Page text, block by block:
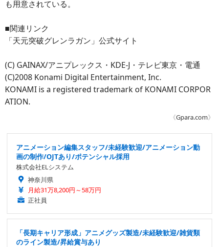
も用意されている。
■関連リンク
「天元突破グレンラガン」公式サイト
(C) GAINAX/アニプレックス・KDE-J・テレビ東京・電通
(C)2008 Konami Digital Entertainment, Inc.
KONAMI is a registered trademark of KONAMI CORPOR
ATION.
《Gpara.com》
アニメーション編集スタッフ/未経験歓迎/アニメーション動
画の制作/OJTあり/ポテンシャル採用
株式会社ELシステム
神奈川県
月給31万8,200円～58万円
正社員
「長期キャリア形成」アニメグッズ製造/未経験歓迎/雑貨類
のライン製造/昇給賞与あり